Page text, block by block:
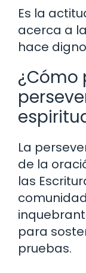
Es la
acerca a
hace
¿Cómo
La
de la
las
para
pruebas.